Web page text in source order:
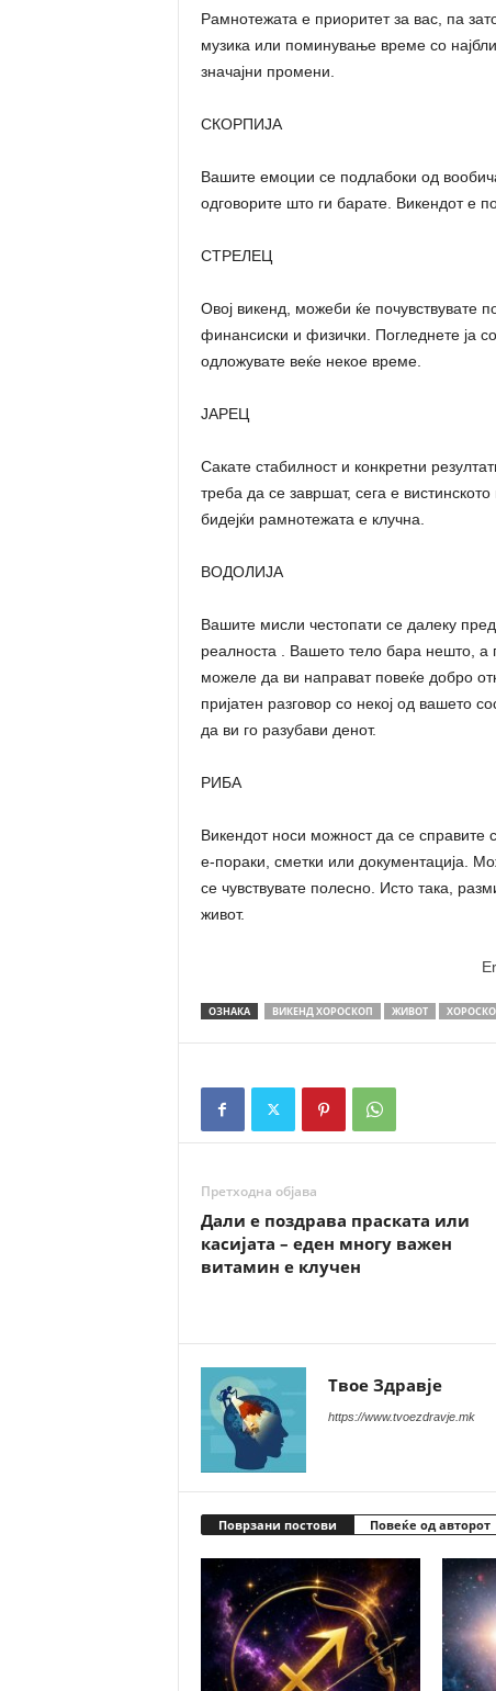
Рамнотежата е приоритет за вас, па
музика или поминување време со
значајни промени.
СКОРПИЈА
Вашите емоции се подлабоки од
одговорите што ги барате. Викендот е
СТРЕЛЕЦ
Овој викенд, можеби ќе почувствувате
финансиски и физички. Погледнете ја
одложувате веќе некое време.
ЈАРЕЦ
Сакате стабилност и конкретни
треба да се завршат, сега е
бидејќи рамнотежата е клучна.
ВОДОЛИЈА
Вашите мисли честопати се далеку
реалноста . Вашето тело бара нешто, а
можеле да ви направат повеќе добро
пријатен разговор со некој од вашето
да ви го разубави денот.
РИБА
Викендот носи можност да се справите
е-пораки, сметки или документација.
се чувствувате полесно. Исто така,
живот.
ОЗНАКА ВИКЕНД ХОРОСКОП ЖИВОТ
Претходна објава
Дали е поздрава праската или
касијата – еден многу важен
витамин е клучен
Твое Здравје
https://www.tvoezdravje.mk
Поврзани постови Повеќе од авторот